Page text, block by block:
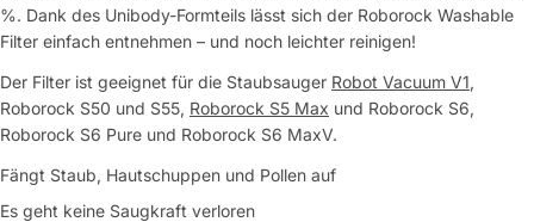
%. Dank des Unibody-Formteils lässt sich der Roborock Washable
Filter einfach entnehmen – und noch leichter reinigen!
Der Filter ist geeignet für die Staubsauger Robot Vacuum V1,
Roborock S50 und S55, Roborock S5 Max und Roborock S6,
Roborock S6 Pure und Roborock S6 MaxV.
Fängt Staub, Hautschuppen und Pollen auf
Es geht keine Saugkraft verloren